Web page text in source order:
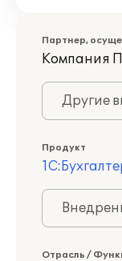
Партнер,
Компания
Другие
Продукт
Отрасль /